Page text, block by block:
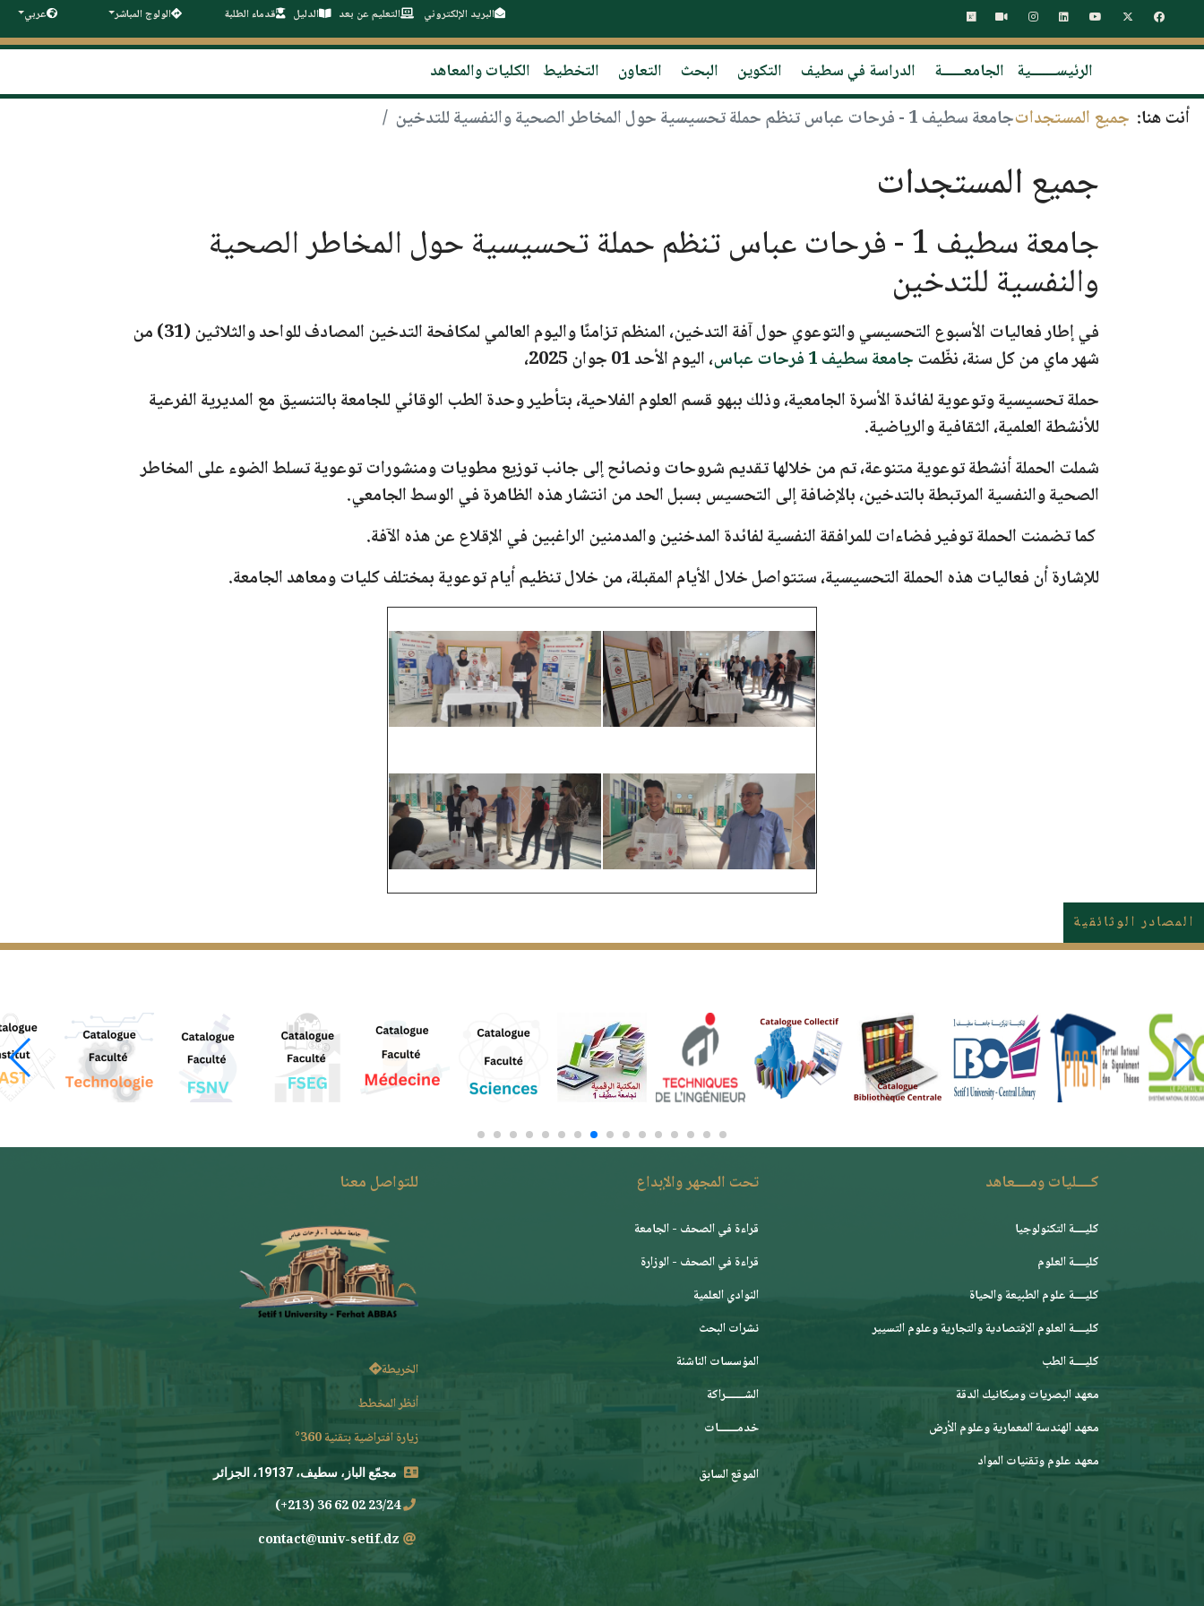
البريد الإلكتروني التعليم عن بعد الدليل قدماء الطلبة الولوج المباشر عربي
الرئيســـــــية الجامعــــــة الدراسة في سطيف التكوين البحث التعاون التخطيط الكليات والمعاهد
أنت هنا: جميع المستجداتجامعة سطيف 1 - فرحات عباس تنظم حملة تحسيسية حول المخاطر الصحية والنفسية للتدخين
جميع المستجدات
جامعة سطيف 1 - فرحات عباس تنظم حملة تحسيسية حول المخاطر الصحية
والنفسية للتدخين
في إطار فعاليات الأسبوع التحسيسي والتوعوي حول آفة التدخين، المنظم تزامنًا واليوم العالمي لمكافحة التدخين المصادفللواحد والثلاثين (31)
من
شهر ماي من كل سنة، نظّمتجامعة سطيف 1 فرحات عباس ،اليوم الأحد 01 جوان 2025،
حملة تحسيسية وتوعوية لفائدة الأسرة الجامعية، وذلك ببهو قسم العلوم الفلاحية، بتأطير وحدة الطب الوقائي للجامعة بالتنسيق مع المديرية الفرعية
للأنشطة العلمية، الثقافية والرياضية.
شملت الحملة أنشطة توعوية متنوعة، تم من خلالها تقديم شروحات ونصائح إلى جانب توزيع مطويات ومنشورات توعوية تسلط الضوء على المخاطر
الصحية والنفسية المرتبطة بالتدخين، بالإضافة إلى التحسيس بسبل الحد من انتشار هذه الظاهرة في الوسط الجامعي.
كما تضمنت الحملة توفير فضاءات للمرافقة النفسية لفائدة المدخنين والمدمنين الراغبين في الإقلاع عن هذه الآفة.
للإشارة أن فعاليات هذه الحملة التحسيسية، ستتواصل خلال الأيام المقبلة، من خلال تنظيم أيام توعوية بمختلف كليات ومعاهد الجامعة.
المصادر الوثائقية
كــــليات ومــــعاهد
كليــــة التكنولوجيا
كليــــة العلوم
كليــــة علوم الطبيعة والحياة
كليــــة العلوم الإقتصادية والتجارية وعلوم التسيير
كليــــة الطب
معهد البصريات وميكانيك الدقة
معهد الهندسة المعمارية وعلوم الأرض
معهد علوم وتقنيات المواد
تحت المجهر والإبداع
قراءة في الصحف - الجامعة
قراءة في الصحف - الوزارة
النوادي العلمية
نشرات البحث
المؤسسات الناشئة
الشـــــــراكة
خدمـــــــات
الموقع السابق
للتواصل معنا
الخريطة
أنظر المخطط
زيارة افتراضية بتقنية 360°
مجمّع الباز، سطيف، 19137، الجزائر
23/24 02 62 36 (213+)
contact@univ-setif.dz